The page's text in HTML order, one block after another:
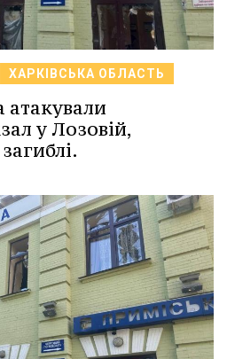
ХАРКІВСЬКА ОБЛАСТЬ
атакували
у Лозовій,